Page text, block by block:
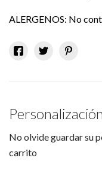
ALERGENOS: No
No olvide guardar su
carrito